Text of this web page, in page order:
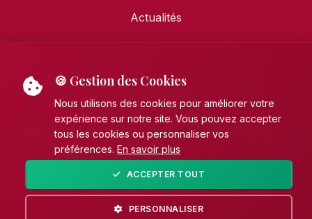
Actualités
Mentions légales • Politique de confidentialité
Politique de cookies
© 2026 AECE - Association Française des Éleveurs de
Chevaux de pure race Espagnole (PRE). Tous droits
réservés.
🍪 Gestion des Cookies
Nous utilisons des cookies pour améliorer votre
expérience sur notre site. Vous pouvez accepter
tous les cookies ou personnaliser vos
préférences. En savoir plus
ACCEPTER TOUT
PERSONNALISER